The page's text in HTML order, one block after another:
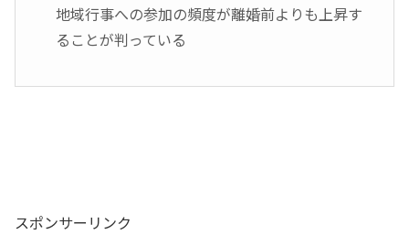
地域行事への参加の頻度が離婚前よりも上昇す
ることが判っている
スポンサーリンク